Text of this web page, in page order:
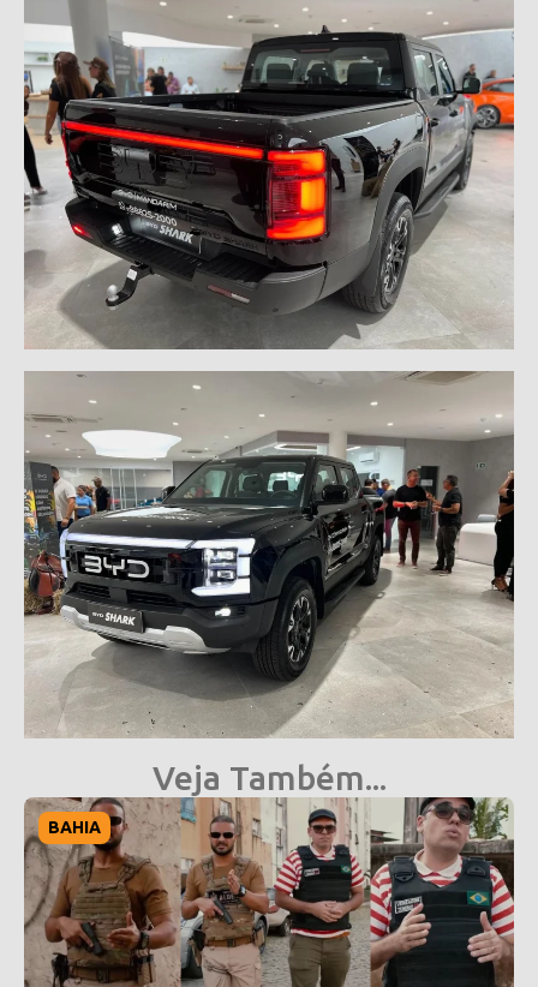
Veja Também...
BAHIA